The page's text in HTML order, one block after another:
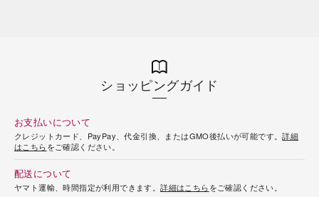
ショッピングガイド
お支払いについて
クレジットカード、PayPay、代金引換、またはGMO後払いが可能です。詳細
はこちらをご確認ください。
配送について
ヤマト運輸、時間指定が利用できます。詳細はこちらをご確認ください。